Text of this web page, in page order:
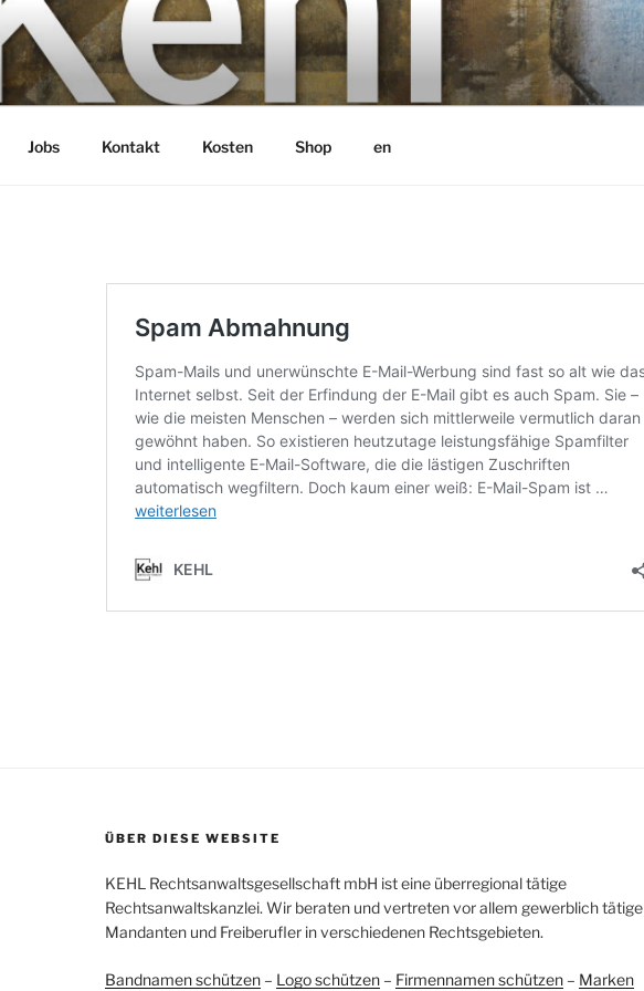
Jobs Kontakt Kosten Shop en
ÜBER DIESE WEBSITE
KEHL Rechtsanwaltsgesellschaft mbH ist eine überregional tätige
Rechtsanwaltskanzlei. Wir beraten und vertreten vor allem gewerblich tätige
Mandanten und Freiberufler in verschiedenen Rechtsgebieten.
Bandnamen schützen– Logo schützen– Firmennamen schützen– Marken